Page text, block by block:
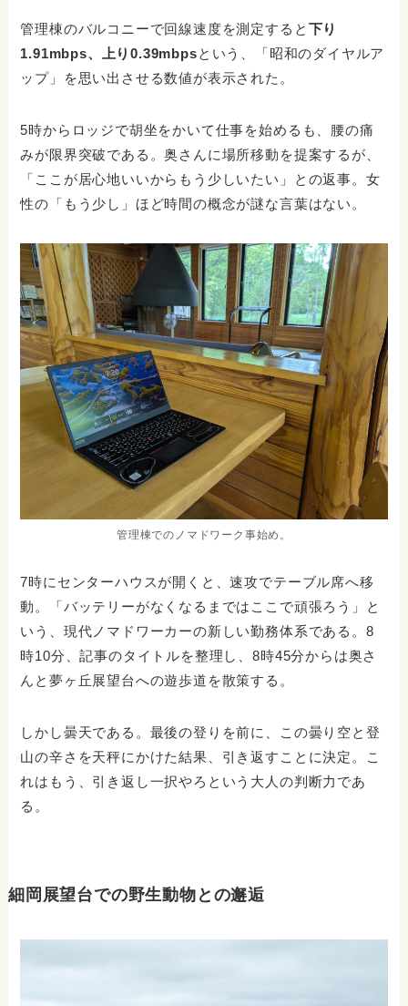
管理棟のバルコニーで回線速度を測定すると 下り
1.91mbps、上り0.39mbpsという、「昭和のダイヤルア
ップ」を思い出させる数値が表示された。
5時からロッジで胡坐をかいて仕事を始めるも、腰の痛
みが限界突破である。奥さんに場所移動を提案するが、
「ここが居心地いいからもう少しいたい」との返事。女
性の「もう少し」ほど時間の概念が謎な言葉はない。
管理棟でのノマドワーク事始め。
7時にセンターハウスが開くと、速攻でテーブル席へ移
動。「バッテリーがなくなるまではここで頑張ろう」と
いう、現代ノマドワーカーの新しい勤務体系である。8
時10分、記事のタイトルを整理し、8時45分からは奥さ
んと夢ヶ丘展望台への遊歩道を散策する。
しかし曇天である。最後の登りを前に、この曇り空と登
山の辛さを天秤にかけた結果、引き返すことに決定。こ
れはもう、引き返し一択やろという大人の判断力であ
る。
細岡展望台での野生動物との邂逅